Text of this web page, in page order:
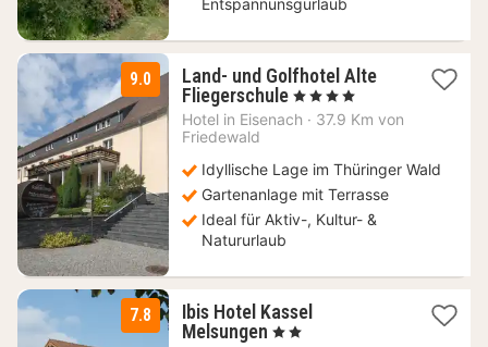
Entspannunsgurlaub
9.0
Land- und Golfhotel Alte
Fliegerschule 1
Nacht
€
, 4 Sterne
Hotel in Eisenach · 37.9 Km von
Friedewald
Idyllische Lage im Thüringer Wald
Gartenanlage mit Terrasse
Ideal für Aktiv-, Kultur- &
Natururlaub
7.8
Ibis Hotel Kassel
Melsungen 1
, 2 Sterne